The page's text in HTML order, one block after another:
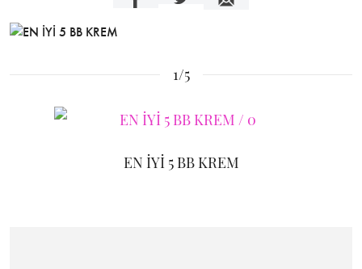
1/5
EN İYİ 5 BB KREM